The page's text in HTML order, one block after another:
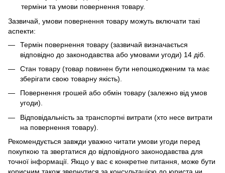
терміни та умови повернення товару.
Зазвичай, умови повернення товару можуть включати такі
аспекти:
Термін повернення товару (зазвичай визначається
відповідно до законодавства або умовами угоди) 14 діб.
Стан товару (товар повинен бути непошкодженим та має
зберігати свою товарну якість).
Повернення грошей або обмін товару (залежно від умов
угоди).
Відповідальність за транспортні витрати (хто несе витрати
на повернення товару).
Рекомендується завжди уважно читати умови угоди перед
покупкою та звертатися до відповідного законодавства для
точної інформації. Якщо у вас є конкретне питання, може бути